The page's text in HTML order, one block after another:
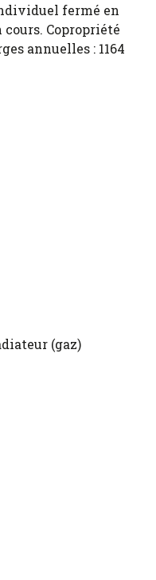
fermé en
cours. Copropriété
annuelles : 1164
(gaz)